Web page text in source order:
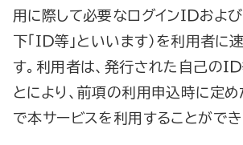
用に際して必要なログインＩＤおよ
下｢ＩＤ等｣といいます）を利用者に
す。利用者は、発行された自己のＩ
とにより、前項の利用申込時に定
で本サービスを利用することができ